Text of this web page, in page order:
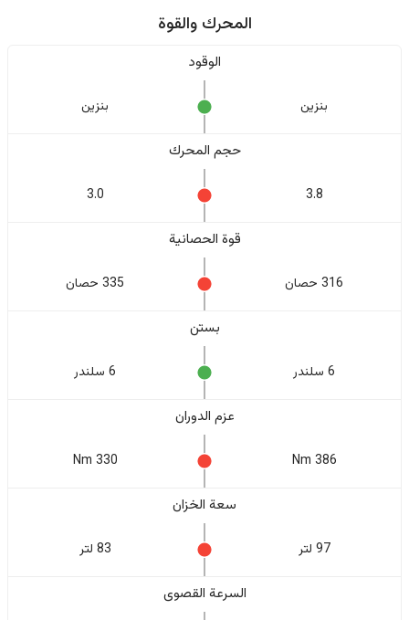
المحرك والقوة
الوقود
بنزين بنزين
حجم المحرك
3.8
3.0
قوة الحصانية
316 حصان 335 حصان
بستن
6 سلندر 6 سلندر
عزم الدوران
386 Nm
330 Nm
سعة الخزان
97 لتر 83 لتر
السرعة القصوى